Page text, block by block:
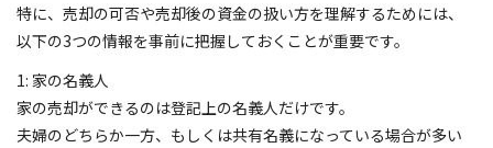
お客さまの声
特に、売却の可否や売却後の資金の扱い方を理解するためには、
以下の3つの情報を事前に把握しておくことが重要です。
1: 家の名義人
家の売却ができるのは登記上の名義人だけです。
夫婦のどちらか一方、もしくは共有名義になっている場合が多い